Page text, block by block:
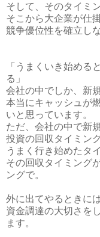
そして、そのタイミ
そこから大企業が仕
競争優位性を確立し
「うまくいき始める
る」
会社の中でしか、新
本当にキャッシュが
いと思っています。
ただ、会社の中で新
投資の回収タイミン
うまく行き始めたタ
その回収タイミング
ングで。
外に出てやるときに
資金調達の大切さを
ます。